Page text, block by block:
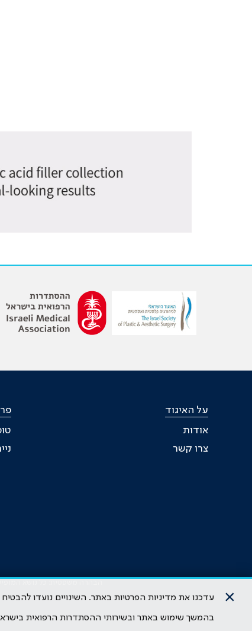
על האיגוד
אודות
צרו קשר
× עדכנו את מדיניות הפרטיות באתר. השינויים נועדו
בהמשך שימוש באתר ובשירותי ההסתדרות הרפואית